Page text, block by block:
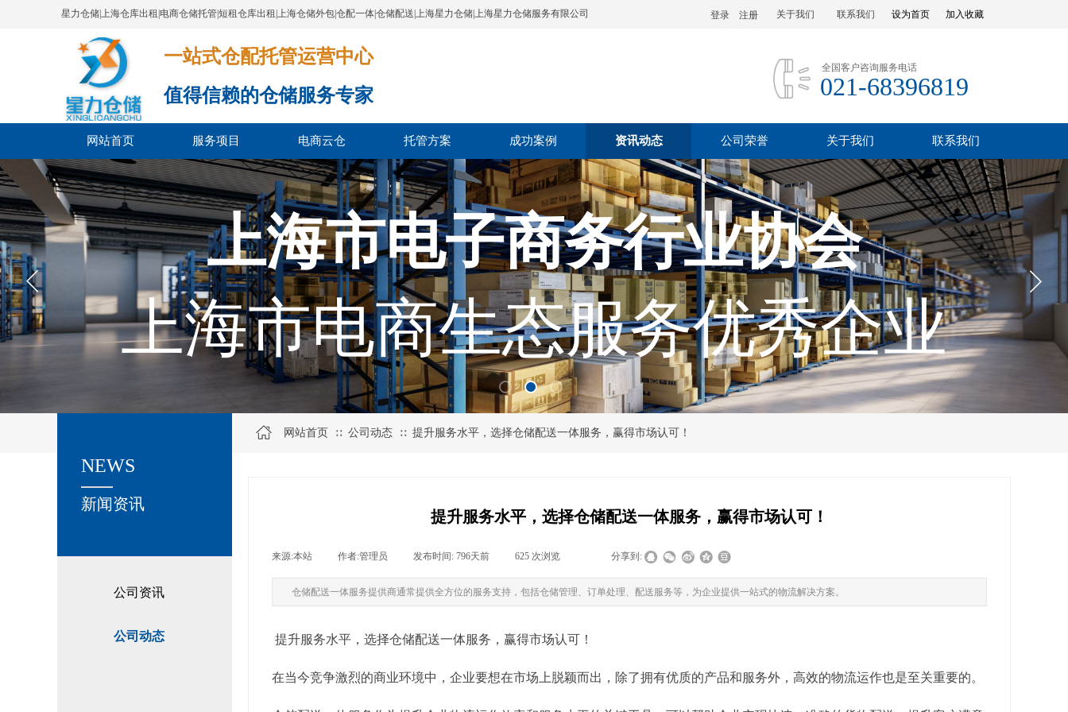
星力仓储|上海仓库出租|电商仓储托管|短租仓库出租|上海仓储外包|仓配一体|仓储配送|上海星力仓储|上海星力仓储服务有限公司 设为首页 加入收藏
登录 注册 联系我们
关于我们
一站式仓配托管运营中心​​​​​​​​​​​​​​​​​
值得信赖的仓储服务专家
全国客户咨询服务电话
021-68396819
网站首页 服务项目 电商云仓 托管方案 成功案例 资讯动态 公司荣誉 关于我们 联系我们
上海市电子商务行业协会
上海市电商生态服务优秀企业
公司资讯
公司动态
关于我们
新闻资讯
NEWS
网站首页 ∷ 公司动态 ∷ 提升服务水平，选择仓储配送一体服务，赢得市场认可！
提升服务水平，选择仓储配送一体服务，赢得市场认可！
来源:本站 作者:管理员 发布时间: 796天前 625 次浏览 分享到:
仓储配送一体服务提供商通常提供全方位的服务支持，包括仓储管理、订单处理、配送服务等，为企业提供一站式的物流解决方案。
提升服务水平，选择仓储配送一体服务，赢得市场认可！
在当今竞争激烈的商业环境中，企业要想在市场上脱颖而出，除了拥有优质的产品和服务外，高效的物流运作也是至关重要的。